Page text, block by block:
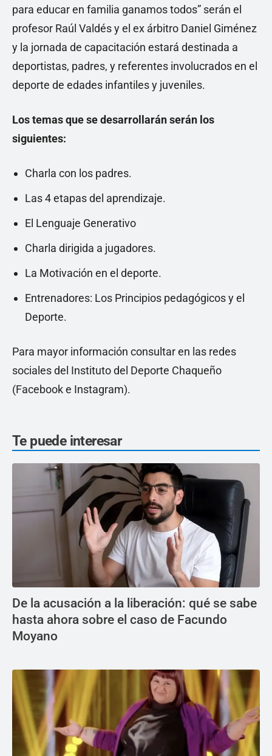
para educar en familia ganamos todos” serán el
profesor Raúl Valdés y el ex árbitro Daniel Giménez
y la jornada de capacitación estará destinada a
deportistas, padres, y referentes involucrados en el
deporte de edades infantiles y juveniles.
Los temas que se desarrollarán serán los
siguientes:
Charla con los padres.
Las 4 etapas del aprendizaje.
El Lenguaje Generativo
Charla dirigida a jugadores.
La Motivación en el deporte.
Entrenadores: Los Principios pedagógicos y el
Deporte.
Para mayor información consultar en las redes
sociales del Instituto del Deporte Chaqueño
(Facebook e Instagram).
Te puede interesar
De la acusación a la liberación: qué se sabe
hasta ahora sobre el caso de Facundo
Moyano